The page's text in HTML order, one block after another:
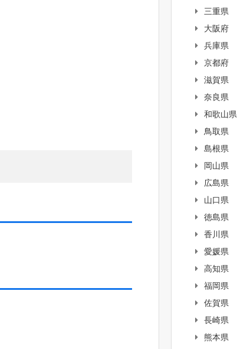
三重県
大阪府
兵庫県
京都府
滋賀県
奈良県
和歌山県
鳥取県
島根県
岡山県
広島県
山口県
徳島県
香川県
愛媛県
高知県
福岡県
佐賀県
長崎県
熊本県